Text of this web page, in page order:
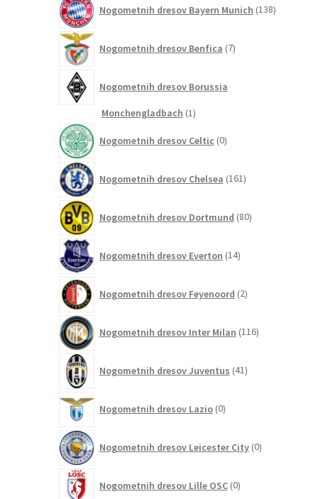
Nogometnih dresov Bayern Munich 138izdelkov
Nogometnih dresov Benfica 7izdelkov
Nogometnih dresov Borussia
Monchengladbach 11
Nogometnih dresov Celtic 0izdelkov
Nogometnih dresov Chelsea 161izdelkov
Nogometnih dresov Dortmund 80izdelkov
Nogometnih dresov Everton 14izdelkov
Nogometnih dresov Feyenoord 2izdelka
Nogometnih dresov Inter Milan 116izdelkov
Nogometnih dresov Juventus 41izdelkov
Nogometnih dresov Lazio 0izdelkov
Nogometnih dresov Leicester City 0izdelkov
Nogometnih dresov Lille OSC 0izdelkov